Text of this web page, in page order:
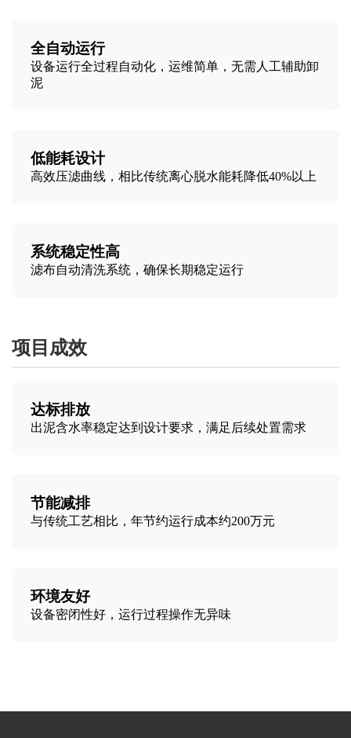
全自动运行
设备运行全过程自动化，运维简单，无需人工辅助卸
泥
低能耗设计
高效压滤曲线，相比传统离心脱水能耗降低40%以上
系统稳定性高
滤布自动清洗系统，确保长期稳定运行
项目成效
达标排放
出泥含水率稳定达到设计要求，满足后续处置需求
节能减排
与传统工艺相比，年节约运行成本约200万元
环境友好
设备密闭性好，运行过程操作无异味